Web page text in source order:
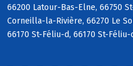
66200 Latour-Bas-Elne, 66750
Corneilla-la-Rivière, 66270 Le
66170 St-Féliu-d, 66170 St-Féliu-